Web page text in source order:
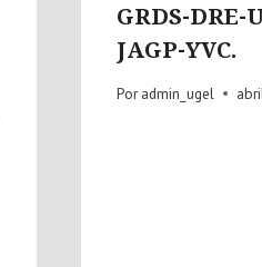
GRDS-DRE-
JAGP-YVC.
Por admin_ugel